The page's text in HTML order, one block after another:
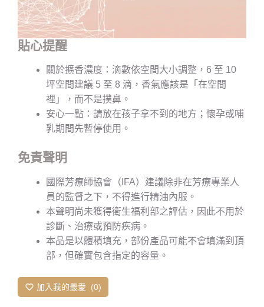
貼心提醒
關於擴香濃度：滴數依空間大小調整，6 至 10
坪空間建議 5 至 8 滴，香氣應該是「在空間
裡」，而不是撲鼻。
安心一點：請放在孩子拿不到的地方；懷孕或哺
乳期間先暫停使用。
免責聲明
國際芳療師協會（IFA）建議除非在芳療專業人
員的監督之下，不得進行精油內服。
本聲明尚未獲得衛生福利部之評估，因此不用於
診斷、治療或預防疾病。
本品是以體積填充，部份產品可能不會填滿到頂
部，但確實包含指定的容量。
加入我的最愛 0